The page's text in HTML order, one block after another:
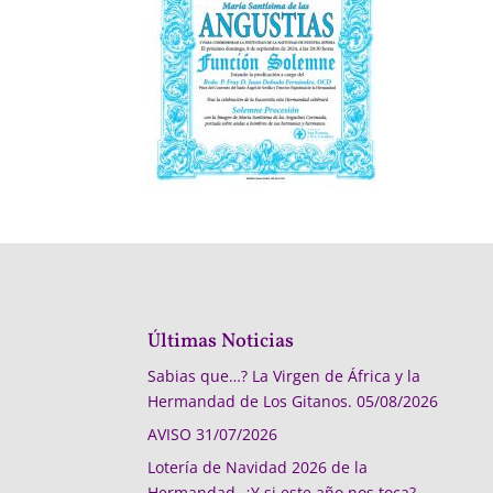
Últimas Noticias
Sabias que…? La Virgen de África y la
Hermandad de Los Gitanos. 05/08/2026
AVISO 31/07/2026
Lotería de Navidad 2026 de la